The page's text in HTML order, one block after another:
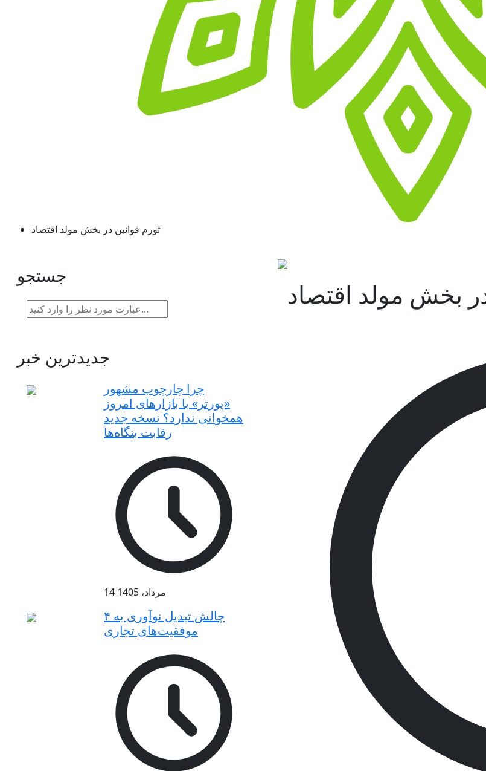
تورم قوانین در بخش مولد اقتصاد
جستجو
جدیدترین خبر
چرا چارچوب مشهور
«پورتر» با بازارهای امروز
همخوانی ندارد؟ نسخه جدید
رقابت‌ بنگاه‌ها
14 مرداد، 1405
۴ چالش تبدیل نوآوری به
موفقیت‌های تجاری
بخش مولد اقتصاد